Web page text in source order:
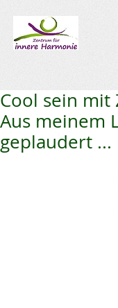
Cool sein mit
Aus meinem
geplaudert ...